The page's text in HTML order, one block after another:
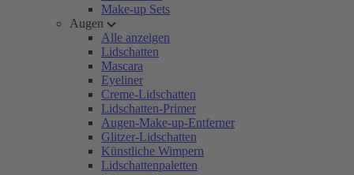
Make-up Sets
Augen
Alle anzeigen
Lidschatten
Mascara
Eyeliner
Creme-Lidschatten
Lidschatten-Primer
Augen-Make-up-Entferner
Glitzer-Lidschatten
Künstliche Wimpern
Lidschattenpaletten